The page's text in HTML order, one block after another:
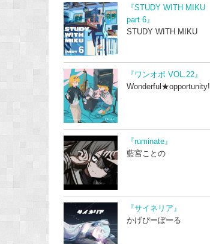
『STUDY WITH MIKU
part 6』
STUDY WITH MIKU
『ワンオポ VOL.22』
Wonderful★opportunity!
『ruminate』
藍宮ことの
『サイネリア』
かげぴーぼーる